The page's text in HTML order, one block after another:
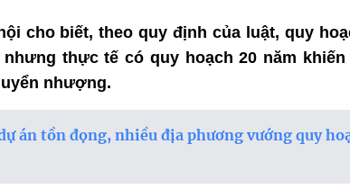
cho biết, theo quy định của luật, quy
thực tế có quy hoạch 20 năm
nhượng.
án tồn đọng, nhiều địa phương vướng quy